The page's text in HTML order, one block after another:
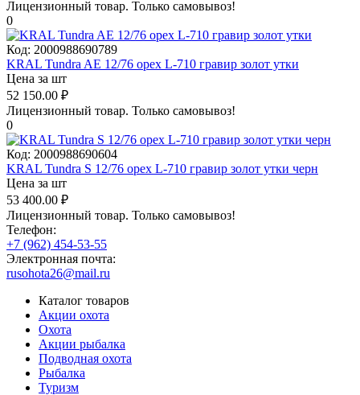
Лицензионный товар. Только самовывоз!
0
Код: 2000988690789
KRAL Tundra AE 12/76 орех L-710 гравир золот утки
Цена за шт
52 150.00 ₽
Лицензионный товар. Только самовывоз!
0
Код: 2000988690604
KRAL Tundra S 12/76 орех L-710 гравир золот утки черн
Цена за шт
53 400.00 ₽
Лицензионный товар. Только самовывоз!
Телефон:
+7 (962) 454-53-55
Электронная почта:
rusohota26@mail.ru
Каталог товаров
Акции охота
Охота
Акции рыбалка
Подводная охота
Рыбалка
Туризм